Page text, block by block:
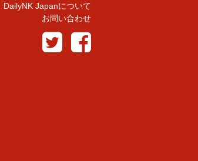
DailyNK Japanについて
お問い合わせ